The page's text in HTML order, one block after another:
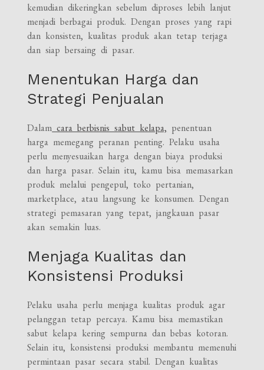
kemudian dikeringkan sebelum diproses lebih lanjut
menjadi berbagai produk. Dengan proses yang rapi
dan konsisten, kualitas produk akan tetap terjaga
dan siap bersaing di pasar.
Menentukan Harga dan
Strategi Penjualan
Dalam cara berbisnis sabut kelapa, penentuan
harga memegang peranan penting. Pelaku usaha
perlu menyesuaikan harga dengan biaya produksi
dan harga pasar. Selain itu, kamu bisa memasarkan
produk melalui pengepul, toko pertanian,
marketplace, atau langsung ke konsumen. Dengan
strategi pemasaran yang tepat, jangkauan pasar
akan semakin luas.
Menjaga Kualitas dan
Konsistensi Produksi
Pelaku usaha perlu menjaga kualitas produk agar
pelanggan tetap percaya. Kamu bisa memastikan
sabut kelapa kering sempurna dan bebas kotoran.
Selain itu, konsistensi produksi membantu memenuhi
permintaan pasar secara stabil. Dengan kualitas